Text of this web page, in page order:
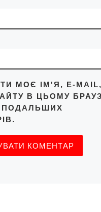
МОЄ ІМ'Я, E-
В ЦЬОМУ
ПОДАЛЬШИХ